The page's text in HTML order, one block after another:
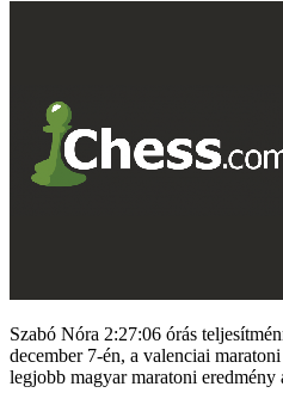
Szabó Nóra 2:27:06 órás
december 7-én, a valenciai
legjobb magyar maratoni eredmény